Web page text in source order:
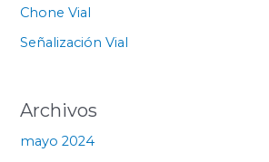
Chone Vial
Señalización Vial
Archivos
mayo 2024